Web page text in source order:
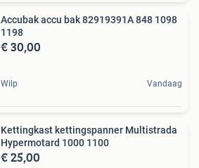
Accubak accu bak 82919391A 848 1098
1198
€ 30,00
Wilp Vandaag
Kettingkast kettingspanner Multistrada
Hypermotard 1000 1100
€ 25,00